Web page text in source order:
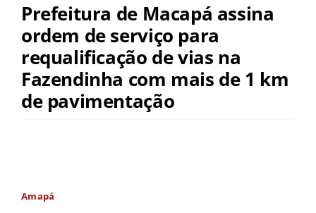
Prefeitura de Macapá assina
ordem de serviço para
requalificação de vias na
Fazendinha com mais de 1 km
de pavimentação
Amapá